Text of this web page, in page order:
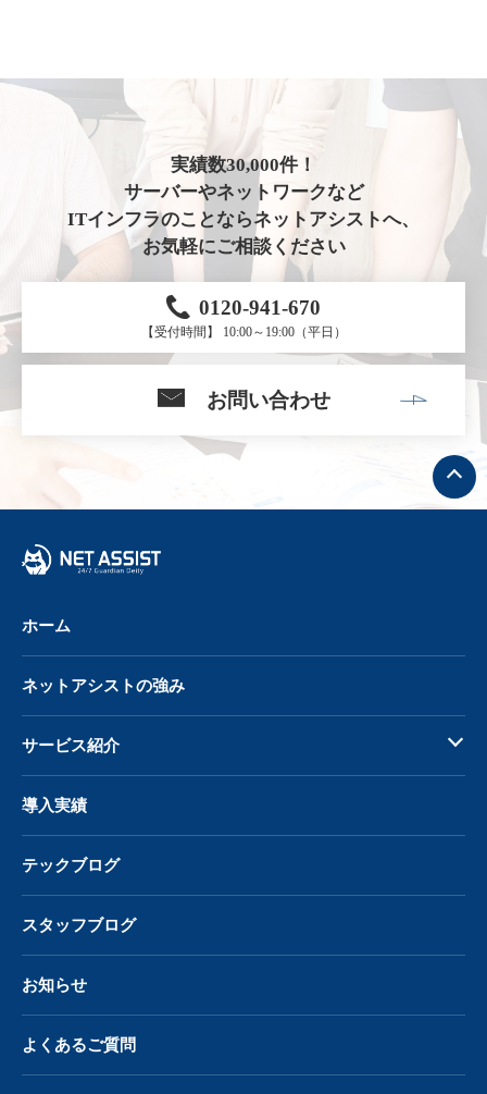
実績数30,000件！
サーバーやネットワークなど
ITインフラのことならネットアシストへ、
お気軽にご相談ください
0120-941-670
【受付時間】 10:00～19:00（平日）
お問い合わせ
ト
ッ
プ
へ
ホーム
ネットアシストの強み
サービス紹介
導入実績
テックブログ
スタッフブログ
お知らせ
よくあるご質問